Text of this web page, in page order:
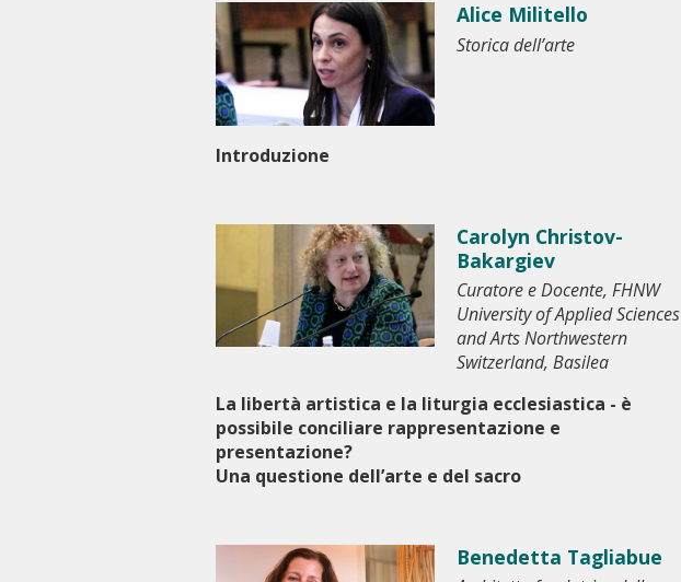
Alice Militello
Storica dell’arte
Introduzione
Carolyn Christov-
Bakargiev
Curatore e Docente, FHNW
University of Applied Sciences
and Arts Northwestern
Switzerland, Basilea
La libertà artistica e la liturgia ecclesiastica - è
possibile conciliare rappresentazione e
presentazione?
Una questione dell’arte e del sacro
Benedetta Tagliabue